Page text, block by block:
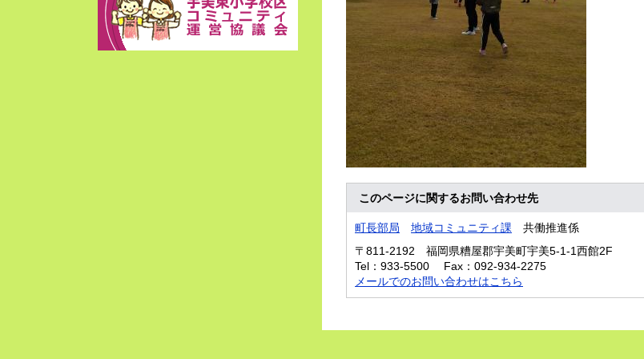
このページに関するお問い合わせ先
町長部局 地域コミュニティ課
共働推進係
〒811-2192
福岡県糟屋郡宇美町宇美5-1-1西館2F
Tel：933-5500
Fax：092-934-2275
メールでのお問い合わせはこちら